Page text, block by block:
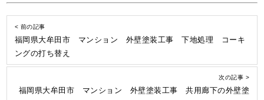
< 前の記事
福岡県大牟田市 マンション 外壁塗装工事 下地処理 コーキ
ングの打ち替え
次の記事 >
福岡県大牟田市 マンション 外壁塗装工事 共用廊下の外壁塗